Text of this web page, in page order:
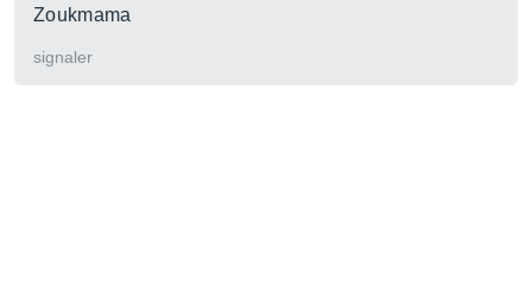
Zoukmama
signaler